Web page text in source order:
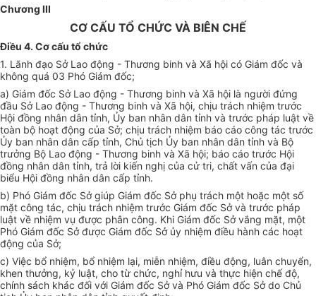
Chương III
CƠ CẤU TỔ CHỨC VÀ BIÊN CHẾ
Điều 4. Cơ cấu tổ chức
1. Lãnh đạo Sở Lao động - Thương binh và Xã hội có Giám đốc và
không quá 03 Phó Giám đốc;
a) Giám đốc Sở Lao động - Thương binh và Xã hội là người đứng
đầu Sở Lao động - Thương binh và Xã hội, chịu trách nhiệm trước
Hội đồng nhân dân tỉnh, Ủy ban nhân dân tỉnh và trước pháp luật về
toàn bộ hoạt động của Sở; chịu trách nhiệm báo cáo công tác trước
Ủy ban nhân dân cấp tỉnh, Chủ tịch Ủy ban nhân dân tỉnh và Bộ
trưởng Bộ Lao động - Thương binh và Xã hội; báo cáo trước Hội
đồng nhân dân tỉnh, trả lời kiến nghị của cử tri, chất vấn của đại
biểu Hội đồng nhân dân cấp tỉnh.
b) Phó Giám đốc Sở giúp Giám đốc Sở phụ trách một hoặc một số
mặt công tác, chịu trách nhiệm trước Giám đốc Sở và trước pháp
luật về nhiệm vụ được phân công. Khi Giám đốc Sở vắng mặt, một
Phó Giám đốc Sở được Giám đốc Sở ủy nhiệm điều hành các hoạt
động của Sở;
c) Việc bổ nhiệm, bổ nhiệm lại, miễn nhiệm, điều động, luân chuyển,
khen thưởng, kỷ luật, cho từ chức, nghỉ hưu và thực hiện chế độ,
chính sách khác đối với Giám đốc Sở và Phó Giám đốc Sởdo Chủ